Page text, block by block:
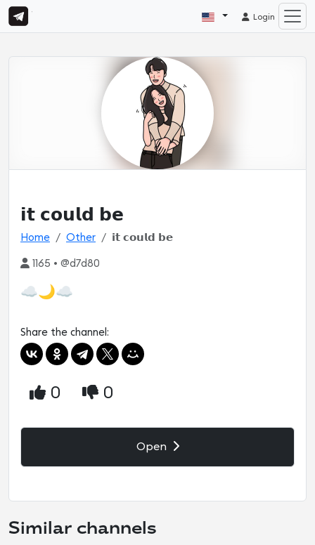
Login
𝗶𝘁 𝗰𝗼𝘂𝗹𝗱 𝗯𝗲
Home Other 𝗶𝘁 𝗰𝗼𝘂𝗹𝗱 𝗯𝗲
1165 • @d7d80
☁️🌙☁️
Share the channel:
0 0
Open
Similar channels